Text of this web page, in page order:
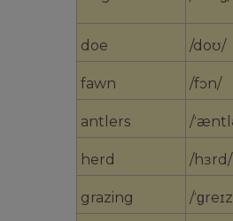
doe /doʊ/
fawn /fɔn/
antlers /
herd /hɜrd/
grazing /